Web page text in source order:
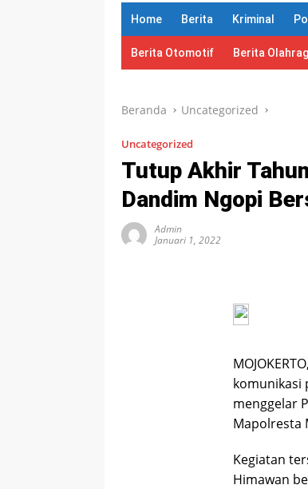
Home Berita Kriminal
Berita Otomotif Berita
Beranda Uncategorized
Uncategorized
Tutup Akhir
Dandim Ngopi
Admin
Januari 1, 2022
komunikasi
menggelar
Mapolresta
Kegiatan
Himawan